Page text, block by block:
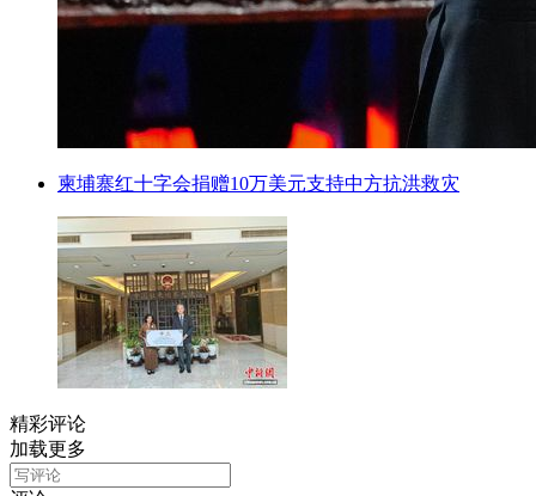
柬埔寨红十字会捐赠10万美元支持中方抗洪救灾
精彩评论
加载更多